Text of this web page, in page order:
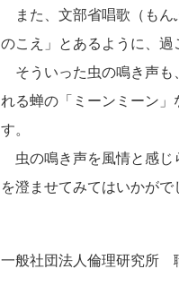
また、文部省唱歌（もん
のこえ」とあるように、過
そういった虫の鳴き声も
れる蝉の「ミーンミーン
す。
虫の鳴き声を風情と感じ
を澄ませてみてはいかがで
一般社団法人倫理研究所